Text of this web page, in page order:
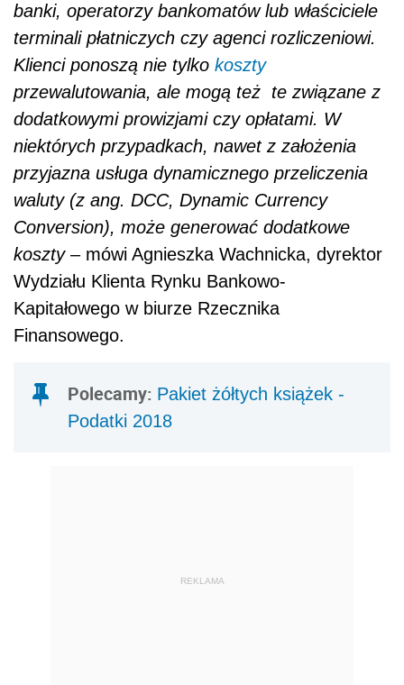
banki, operatorzy bankomatów lub właściciele
terminali płatniczych czy agenci rozliczeniowi.
Klienci ponoszą nie tylko koszty
przewalutowania, ale mogą też te związane z
dodatkowymi prowizjami czy opłatami. W
niektórych przypadkach, nawet z założenia
przyjazna usługa dynamicznego przeliczenia
waluty (z ang. DCC, Dynamic Currency
Conversion), może generować dodatkowe
koszty– mówi Agnieszka Wachnicka, dyrektor
Wydziału Klienta Rynku Bankowo-
Kapitałowego w biurze Rzecznika
Finansowego.
Polecamy: Pakiet żółtych książek -
Podatki 2018
REKLAMA